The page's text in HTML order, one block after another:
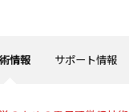
情報 サポート情報